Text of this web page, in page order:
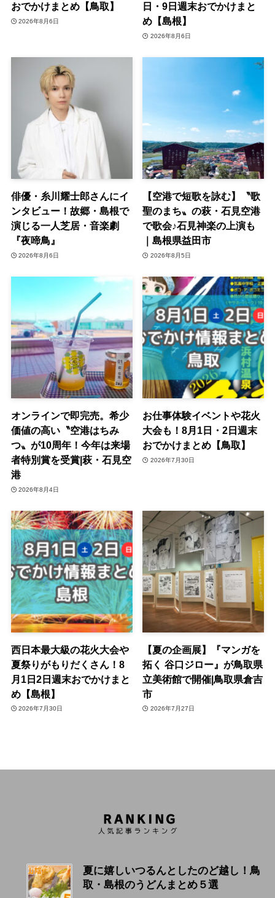
おでかけまとめ【鳥取】
2026年8月6日
日・9日週末おでかけまと
め【島根】
2026年8月6日
俳優・糸川耀士郎さんにイ
ンタビュー！故郷・島根で
演じる一人芝居・音楽劇
『夜啼鳥』
2026年8月6日
【空港で短歌を詠む】〝歌
聖のまち〟の萩・石見空港
で歌会♪石見神楽の上演も
｜島根県益田市
2026年8月5日
オンラインで即完売。希少
価値の高い〝空港はちみ
つ〟が10周年！今年は来場
者特別賞を受賞|萩・石見空
港
2026年8月4日
お仕事体験イベントや花火
大会も！8月1日・2日週末
おでかけまとめ【鳥取】
2026年7月30日
西日本最大級の花火大会や
夏祭りがもりだくさん！8
月1日2日週末おでかけまと
め【島根】
2026年7月30日
【夏の企画展】『マンガを
拓く 谷口ジロー』が鳥取県
立美術館で開催|鳥取県倉吉
市
2026年7月27日
夏に嬉しいつるんとしたのど越し！鳥
取・島根のうどんまとめ５選